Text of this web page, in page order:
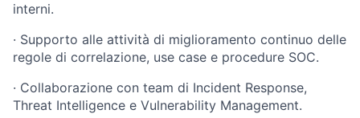
interni.
· Supporto alle attività di miglioramento continuo delle
regole di correlazione, use case e procedure SOC.
· Collaborazione con team di Incident Response,
Threat Intelligence e Vulnerability Management.